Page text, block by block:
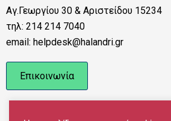
Αγ.Γεωργίου 30 & Αριστείδου 15234
τηλ: 214 214 7040
email: helpdesk@halandri.gr
Επικοινωνία